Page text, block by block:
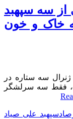
از سه سپهبد
خاک و خون
ژنرال سه ستاره در
فقط سه سرلشگر
سپهبد علی صیاد